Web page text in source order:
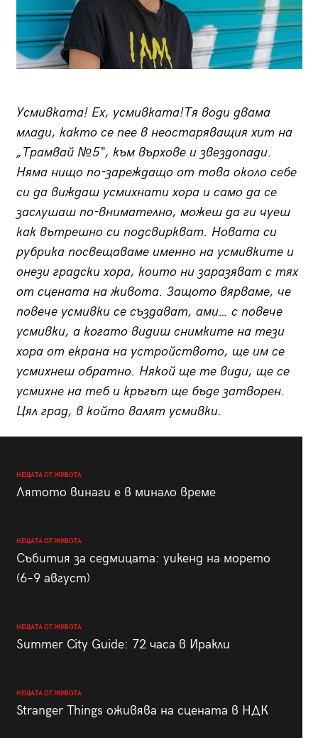
Усмивката! Ех, усмивката!Тя води двама
млади, както се пее в неостаряващия хит на
„Трамвай №5“, към върхове и звездопади.
Няма нищо по-зареждащо от това около себе
си да виждаш усмихнати хора и само да се
заслушаш по-внимателно, можеш да ги чуеш
как вътрешно си подсвиркват. Новата си
рубрика посвещаваме именно на усмивките и
онези градски хора, които ни заразяват с тях
от сцената на живота. Защото вярваме, че
повече усмивки се създават, ами… с повече
усмивки, а когато видиш снимките на тези
хора от екрана на устройството, ще им се
усмихнеш обратно. Някой ще те види, ще се
усмихне на теб и кръгът ще бъде затворен.
Цял град, в който валят усмивки.
НЕЩАТА ОТ ЖИВОТА
Лятото винаги е в минало време
НЕЩАТА ОТ ЖИВОТА
Събития за седмицата: уикенд на морето
(6–9 август)
НЕЩАТА ОТ ЖИВОТА
Summer City Guide: 72 часа в Иракли
НЕЩАТА ОТ ЖИВОТА
Stranger Things оживява на сцената в НДК